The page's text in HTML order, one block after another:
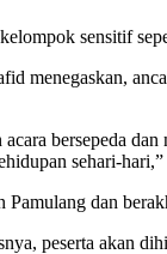
sensitif
menegaskan,
bersepeda
sehari-hari,”
dan
peserta akan